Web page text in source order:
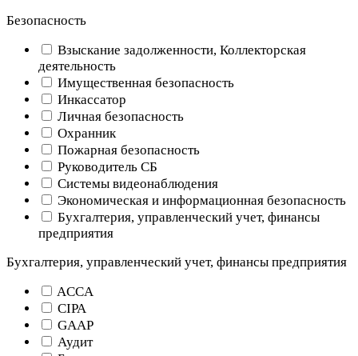
Безопасность
Взыскание задолженности, Коллекторская
деятельность
Имущественная безопасность
Инкассатор
Личная безопасность
Охранник
Пожарная безопасность
Руководитель СБ
Системы видеонаблюдения
Экономическая и информационная безопасность
Бухгалтерия, управленческий учет, финансы
предприятия
Бухгалтерия, управленческий учет, финансы предприятия
ACCA
CIPA
GAAP
Аудит